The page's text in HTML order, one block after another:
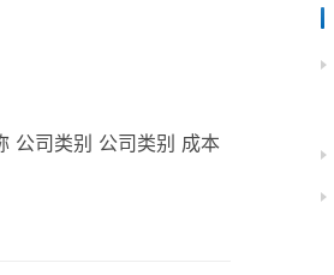
公司类别 公司类别 成本